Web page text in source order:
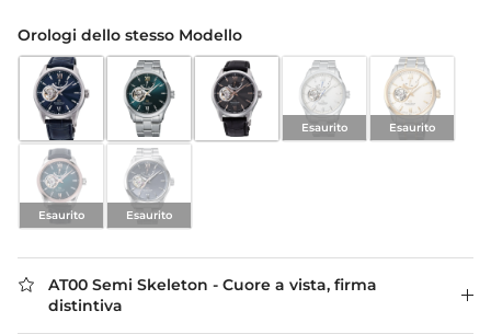
Orologi dello stesso Modello
Semi Skeleton Pelle Blu Note
Semi Skeleton Verde Pino
Esaurito Esaurito
Esaurito Esaurito
AT00 Semi Skeleton - Cuore a vista, firma
distintiva